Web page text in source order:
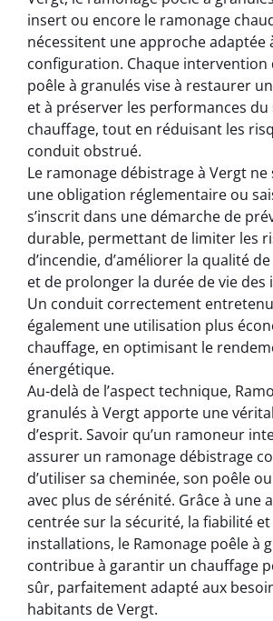
insert ou encore le ramonage
nécessitent une approche adaptée
configuration. Chaque intervention
poêle à granulés vise à restaurer
et à préserver les performances du
chauffage, tout en réduisant les
conduit obstrué.
Le ramonage débistrage à Vergt ne
une obligation réglementaire ou
s’inscrit dans une démarche de
durable, permettant de limiter les
d’incendie, d’améliorer la qualité
et de prolonger la durée de vie des
Un conduit correctement
également une utilisation plus
chauffage, en optimisant le
énergétique.
Au-delà de l’aspect technique,
granulés à Vergt apporte une
d’esprit. Savoir qu’un ramoneur
assurer un ramonage débistrage
d’utiliser sa cheminée, son poêle
avec plus de sérénité. Grâce à une
centrée sur la sécurité, la fiabilité
installations, le Ramonage poêle à
contribue à garantir un chauffage
sûr, parfaitement adapté aux
habitants de Vergt.